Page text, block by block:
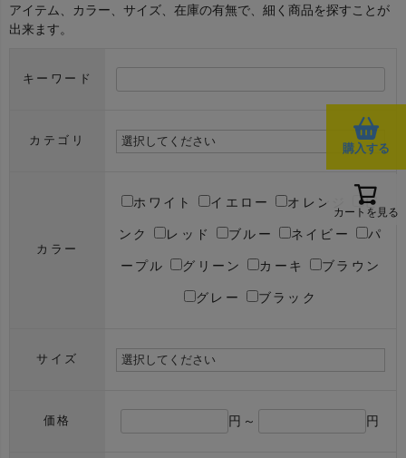
購入する
カートを見る
アイテム、カラー、サイズ、在庫の有無で、細く商品を探すことが
出来ます。
キーワード
カテゴリ
カラー
ホワイト イエロー オレンジ ピ
ンク レッド ブルー ネイビー パ
ープル グリーン カーキ ブラウン
グレー ブラック
サイズ
価格 円～ 円